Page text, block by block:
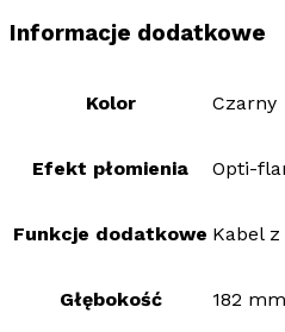
Informacje dodatkowe
Kolor Czarny
Efekt płomienia Opti-
Funkcje dodatkowe Kabel
Głębokość 182 mm